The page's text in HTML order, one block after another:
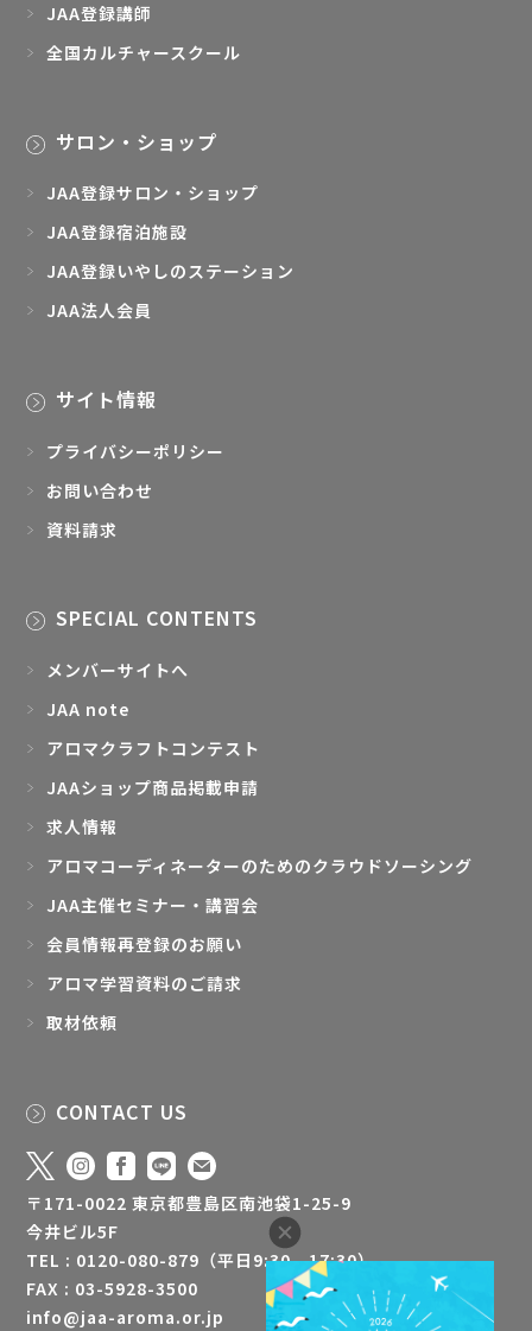
JAA登録講師
全国カルチャースクール
サロン・ショップ
JAA登録サロン・ショップ
JAA登録宿泊施設
JAA登録いやしのステーション
JAA法人会員
サイト情報
プライバシーポリシー
お問い合わせ
資料請求
SPECIAL CONTENTS
メンバーサイトへ
JAA note
アロマクラフトコンテスト
JAAショップ商品掲載申請
求人情報
アロマコーディネーターのためのクラウドソーシング
JAA主催セミナー・講習会
会員情報再登録のお願い
アロマ学習資料のご請求
取材依頼
CONTACT US
〒171-0022 東京都豊島区南池袋1-25-9
今井ビル5F
TEL : 0120-080-879（平日9:30 - 17:30）
FAX : 03-5928-3500
info@jaa-aroma.or.jp